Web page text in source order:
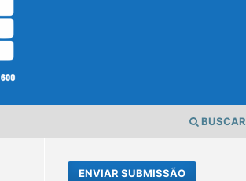
BUSCAR
ENVIAR SUBMISSÃO